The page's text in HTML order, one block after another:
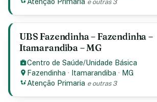
e outras 3
UBS Fazendinha – Fazendinha –
Itamarandiba – MG
Centro de Saúde/Unidade Básica
Fazendinha · Itamarandiba · MG
Atenção Primaria e outras 3